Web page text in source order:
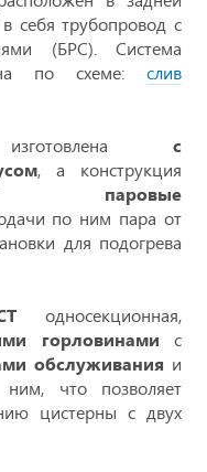
себя трубопровод с
(БРС). Система
по схеме: слив
с
, а конструкция
паровые
по ним пара от
для подогрева
односекционная,
горловинами с
обслуживания и
что позволяет
цистерны с двух